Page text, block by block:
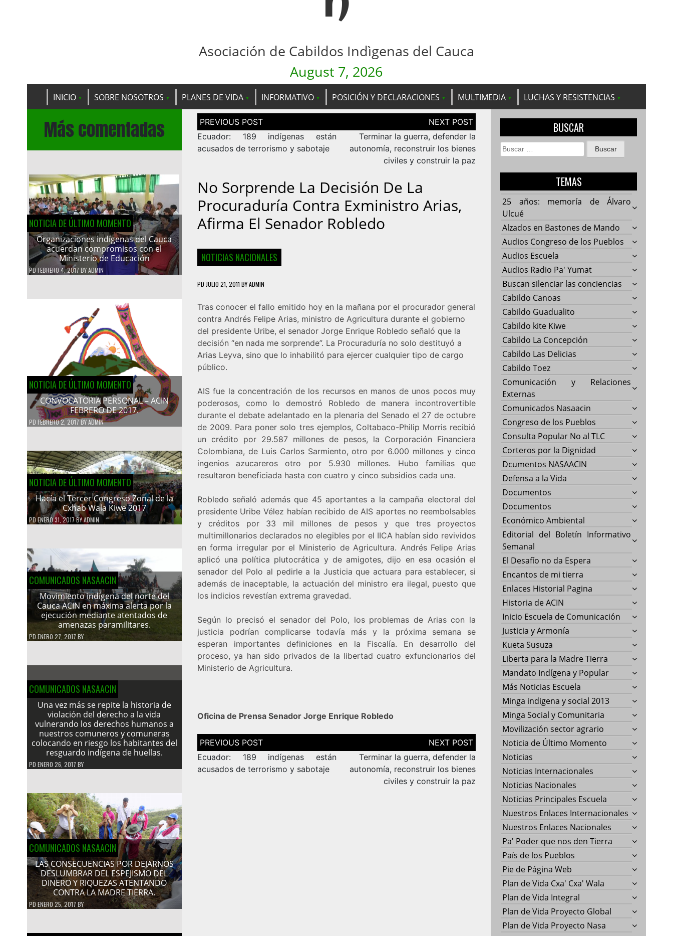
Asociación de Cabildos Indìgenas del Cauca
August 7, 2026
INICIO SOBRE NOSOTROS PLANES DE VIDA INFORMATIVO POSICIÓN Y DECLARACIONES MULTIMEDIA LUCHAS Y RESISTENCIAS
Más comentadas
NOTICIA DE ÚLTIMO MOMENTO
Organizaciones indígenas del Cauca
acuerdan compromisos con el
Ministerio de Educación
PD FEBRERO 4, 2017 BYADMIN
NOTICIA DE ÚLTIMO MOMENTO
CONVOCATORIA PERSONAL – ACIN
FEBRERO DE 2017.
PD FEBRERO 2, 2017BYADMIN
NOTICIA DE ÚLTIMO MOMENTO
Hacía el Tercer Congreso Zonal de la
Cxhab Wala Kiwe 2017
PDENERO 31, 2017BYADMIN
COMUNICADOS NASAACIN
Movimiento indígena del norte del
Cauca ACIN en máxima alerta por la
ejecución mediante atentados de
amenazas paramilitares.
PD ENERO 27, 2017 BY
COMUNICADOS NASAACIN
Una vez más se repite la historia de
violación del derecho a la vida
vulnerando los derechos humanos a
nuestros comuneros y comuneras
colocando en riesgo los habitantes del
resguardo indígena de huellas.
PD ENERO 26, 2017 BY
COMUNICADOS NASAACIN
LAS CONSECUENCIAS POR DEJARNOS
DESLUMBRAR DEL ESPEJISMO DEL
DINERO Y RIQUEZAS ATENTANDO
CONTRA LA MADRE TIERRA.
PDENERO 25, 2017 BY
Navegación
de
entradas
Ecuador: 189 indígenas están
acusados de terrorismo y sabotaje
Terminar la guerra, defender la
autonomía, reconstruir los bienes
civiles y construir la paz
No Sorprende La Decisión De La
Procuraduría Contra Exministro Arias,
Afirma El Senador Robledo
NOTICIAS NACIONALES
PD JULIO 21, 2011 BYADMIN
Tras conocer el fallo emitido hoy en la mañana por el procurador general
contra Andrés Felipe Arias, ministro de Agricultura durante el gobierno
del presidente Uribe, el senador Jorge Enrique Robledo señaló que la
decisión “en nada me sorprende”. La Procuraduría no solo destituyó a
Arias Leyva, sino que lo inhabilitó para ejercer cualquier tipo de cargo
público.
AIS fue la concentración de los recursos en manos de unos pocos muy
poderosos, como lo demostró Robledo de manera incontrovertible
durante el debate adelantado en la plenaria del Senado el 27 de octubre
de 2009. Para poner solo tres ejemplos, Coltabaco-Philip Morris recibió
un crédito por 29.587 millones de pesos, la Corporación Financiera
Colombiana, de Luis Carlos Sarmiento, otro por 6.000 millones y cinco
ingenios azucareros otro por 5.930 millones. Hubo familias que
resultaron beneficiada hasta con cuatro y cinco subsidios cada una.
Robledo señaló además que 45 aportantes a la campaña electoral del
presidente Uribe Vélez habían recibido de AIS aportes no reembolsables
y créditos por 33 mil millones de pesos y que tres proyectos
multimillonarios declarados no elegibles por el IICA habían sido revividos
en forma irregular por el Ministerio de Agricultura. Andrés Felipe Arias
aplicó una política plutocrática y de amigotes, dijo en esa ocasión el
senador del Polo al pedirle a la Justicia que actuara para establecer, si
además de inaceptable, la actuación del ministro era ilegal, puesto que
los indicios revestían extrema gravedad.
Según lo precisó el senador del Polo, los problemas de Arias con la
justicia podrían complicarse todavía más y la próxima semana se
esperan importantes definiciones en la Fiscalía. En desarrollo del
proceso, ya han sido privados de la libertad cuatro exfuncionarios del
Ministerio de Agricultura.
Oficina de Prensa Senador Jorge Enrique Robledo
Navegación
de
entradas
Ecuador: 189 indígenas están
acusados de terrorismo y sabotaje
Terminar la guerra, defender la
autonomía, reconstruir los bienes
civiles y construir la paz
BUSCAR
Buscar:
TEMAS
25 años: memoría de Álvaro
Ulcué
Alzados en Bastones de Mando
Audios Congreso de los Pueblos
Audios Escuela
Audios Radio Pa' Yumat
Buscan silenciar las conciencias
Cabildo Canoas
Cabildo Guadualito
Cabildo kite Kiwe
Cabildo La Concepción
Cabildo Las Delicias
Cabildo Toez
Comunicación y Relaciones
Externas
Comunicados Nasaacin
Congreso de los Pueblos
Consulta Popular No al TLC
Corteros por la Dignidad
Dcumentos NASAACIN
Defensa a la Vida
Documentos
Documentos
Económico Ambiental
Editorial del Boletín Informativo
Semanal
El Desafío no da Espera
Encantos de mi tierra
Enlaces Historial Pagina
Historia de ACIN
Inicio Escuela de Comunicación
Justicia y Armonía
Kueta Susuza
Liberta para la Madre Tierra
Mandato Indígena y Popular
Más Noticias Escuela
Minga indigena y social 2013
Minga Social y Comunitaria
Movilización sector agrario
Noticia de Último Momento
Noticias
Noticias Internacionales
Noticias Nacionales
Noticias Principales Escuela
Nuestros Enlaces Internacionales
Nuestros Enlaces Nacionales
Pa' Poder que nos den Tierra
País de los Pueblos
Pie de Página Web
Plan de Vida Cxa' Cxa' Wala
Plan de Vida Integral
Plan de Vida Proyecto Global
Plan de Vida Proyecto Nasa